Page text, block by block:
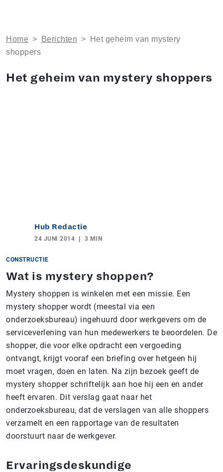
Home > Berichten >
Het geheim van mystery
shoppers
Het geheim van mystery shoppers
Hub Redactie
24 JUNI 2014 3 MIN
CONSTRUCTIE
Wat is mystery shoppen?
Mystery shoppen is winkelen met een missie. Een
mystery shopper wordt (meestal via een
onderzoeksbureau) ingehuurd door werkgevers om de
serviceverlening van hun medewerkers te beoordelen. De
shopper, die voor elke opdracht een vergoeding
ontvangt, krijgt vooraf een briefing over hetgeen hij
moet vragen, doen en laten. Na zijn bezoek geeft de
mystery shopper schriftelijk aan hoe hij een en ander
heeft ervaren. Dit verslag gaat naar het
onderzoeksbureau, dat de verslagen van alle shoppers
verzamelt en een rapportage van de resultaten
doorstuurt naar de werkgever.
Ervaringsdeskundige